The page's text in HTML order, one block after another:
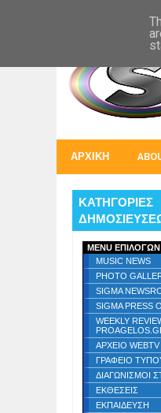
ΑΡΧΙΚΗ
ΚΑΤΗΓΟΡΙΕΣ
MENU ΕΠΙΛΟΓΩΝ
MUSIC NEWS
PHOTO
SIGMA
SIGMA PRESS
WEEKLY
ΑΡΧΕΙΟ WEBTV
ΓΡΑΦΕΙΟ
ΔΙΑΓΩΝΙΣΜΟΙ
ΕΚΘΕΣΕΙΣ
ΕΚΠΑΙΔΕΥΣΗ